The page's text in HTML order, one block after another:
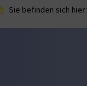
Sie befinden sich hier: